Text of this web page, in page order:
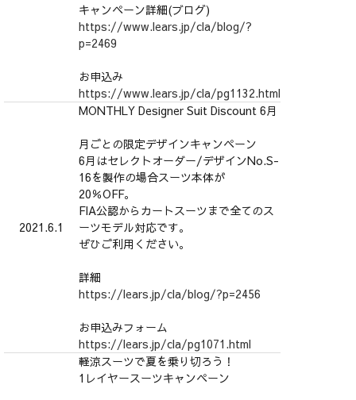
キャンペーン詳細(ブログ)
https://www.lears.jp/cla/blog/?
p=2469
お申込み
https://www.lears.jp/cla/pg1132.html
2021.6.1
MONTHLY Designer Suit Discount 6月
月ごとの限定デザインキャンペーン
6月はセレクトオーダー/デザインNo.S-
16を製作の場合スーツ本体が
20％OFF。
FIA公認からカートスーツまで全てのス
ーツモデル対応です。
ぜひご利用ください。
詳細
https://lears.jp/cla/blog/?p=2456
お申込みフォーム
https://lears.jp/cla/pg1071.html
軽涼スーツで夏を乗り切ろう！
1レイヤースーツキャンペーン